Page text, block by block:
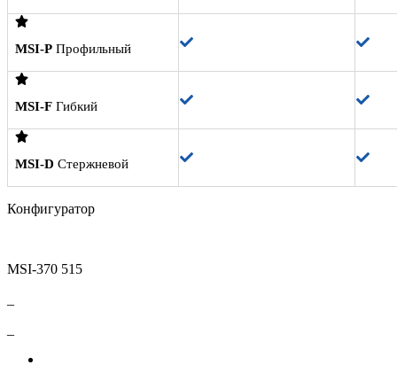
MSI-P Профильный
MSI-F Гибкий
MSI-D Стержневой
Конфигуратор
MSI-370 515